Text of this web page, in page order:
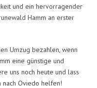
und ein hervorragender
Hamm an erster
Umzug bezahlen, wenn
eine günstige und
uns noch heute und lass
nach Oviedo helfen!